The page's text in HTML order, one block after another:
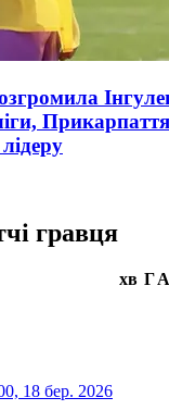
Прикарпаття
гравця
хв ГА
18 бер. 2026